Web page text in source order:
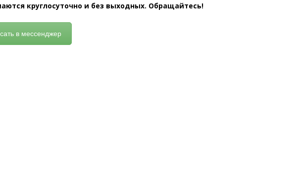
круглосуточно и без выходных. Обращайтесь!
в мессенджер